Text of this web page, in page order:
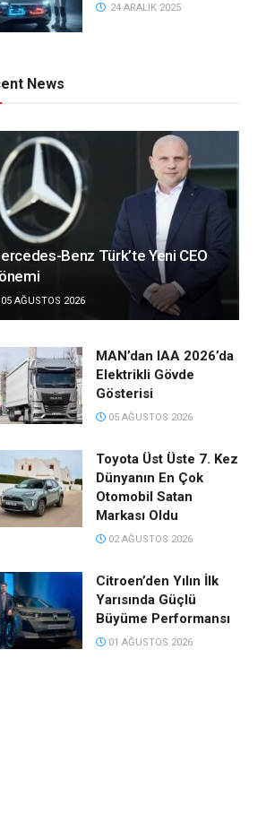
24 ARALIK 2025
News
Benz Türk’te Yeni CEO
05 AĞUSTOS 2026
MAN’dan IAA 2026’da
Elektrikli Gövde
Gösterisi
05 AĞUSTOS 2026
Toyota Üst Üste 7. Kez
Dünyanın En Çok
Otomobil Satan
Markası Oldu
02 AĞUSTOS 2026
Citroen’den Yılın İlk
Yarısında Güçlü
Büyüme Performansı
01 AĞUSTOS 2026